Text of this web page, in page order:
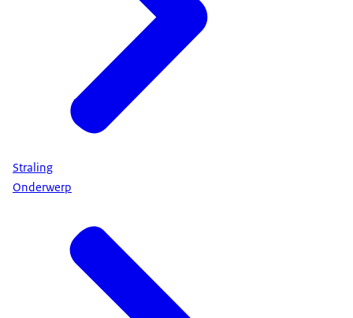
Straling
Onderwerp